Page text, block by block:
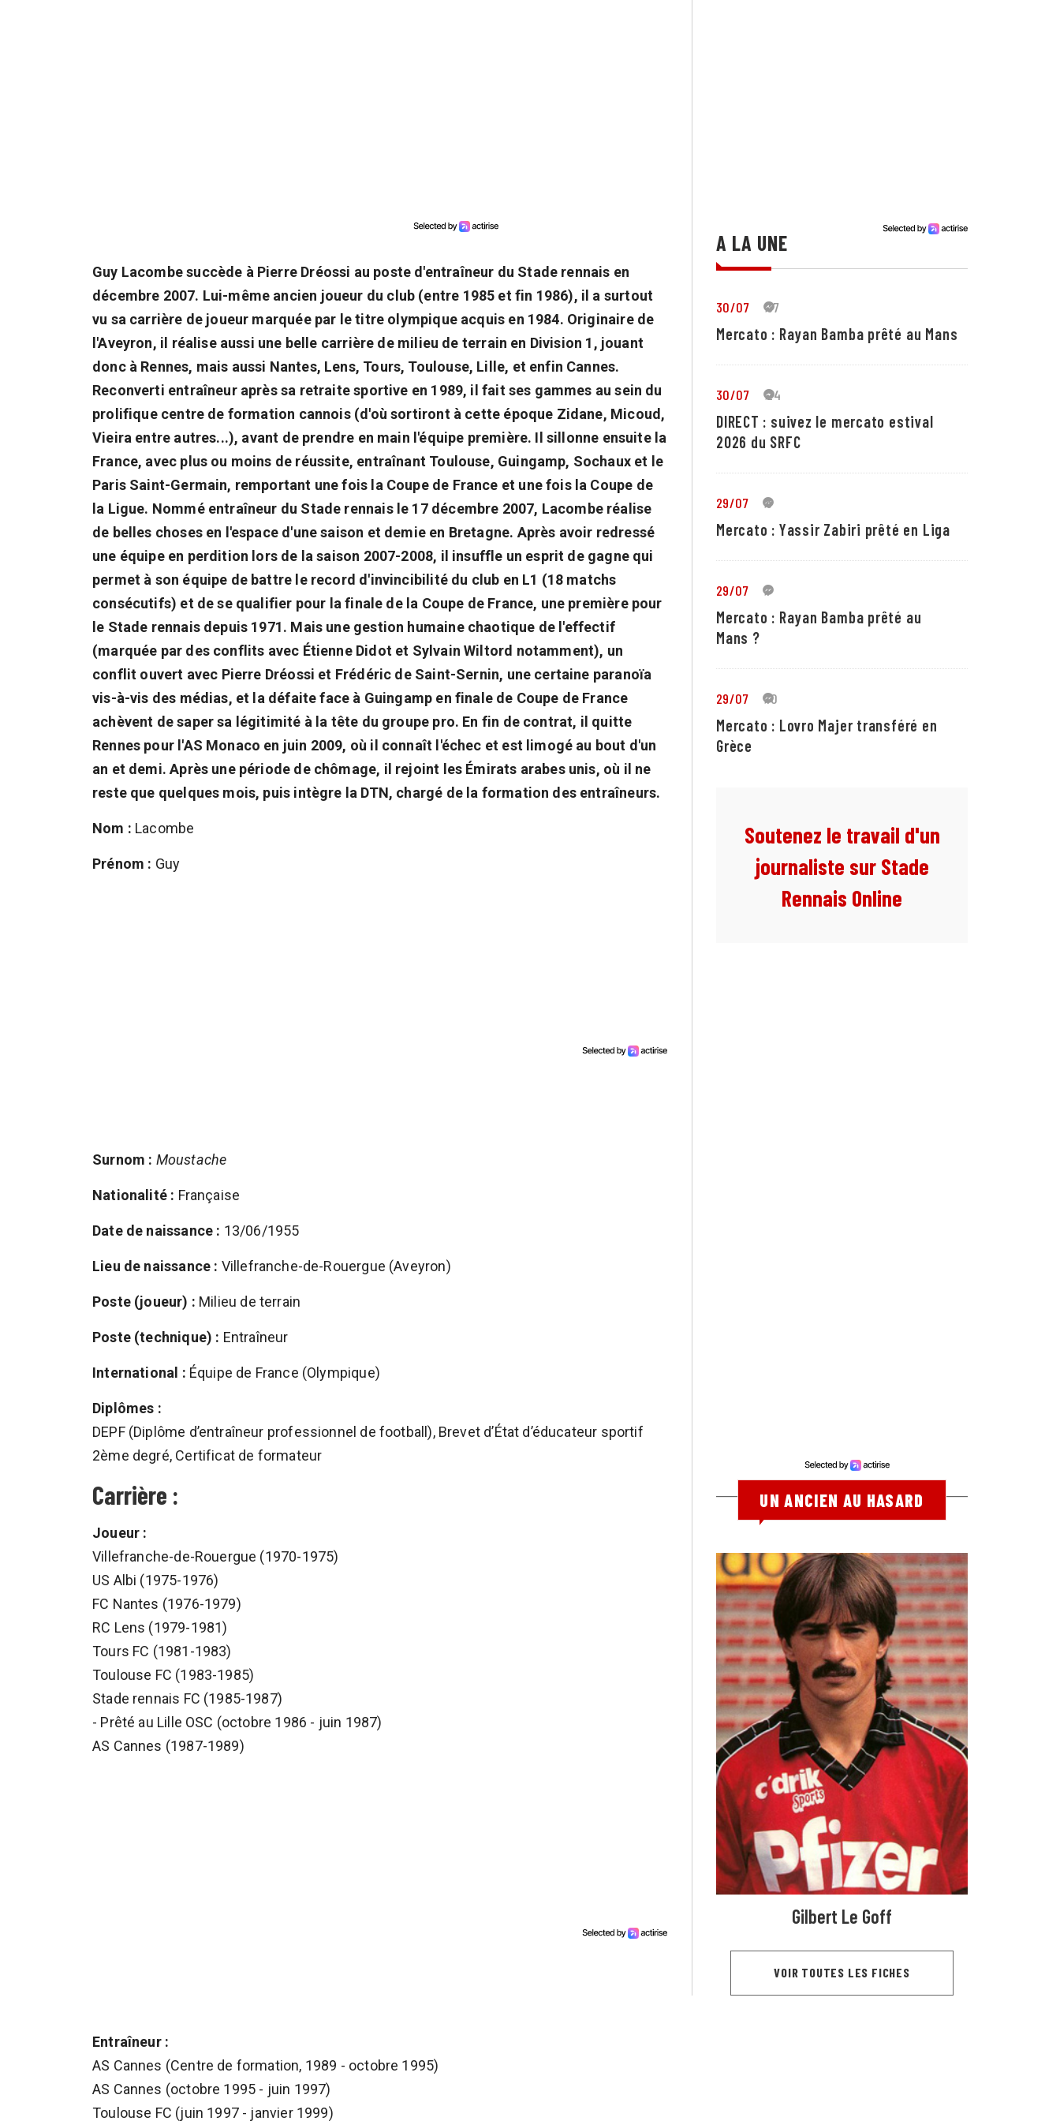
Guy Lacombe succède à Pierre Dréossi au poste d'entraîneur du Stade rennais en
décembre 2007. Lui-même ancien joueur du club (entre 1985 et fin 1986), il a surtout
vu sa carrière de joueur marquée par le titre olympique acquis en 1984. Originaire de
l'Aveyron, il réalise aussi une belle carrière de milieu de terrain en Division 1, jouant
donc à Rennes, mais aussi Nantes, Lens, Tours, Toulouse, Lille, et enfin Cannes.
Reconverti entraîneur après sa retraite sportive en 1989, il fait ses gammes au sein du
prolifique centre de formation cannois (d'où sortiront à cette époque Zidane, Micoud,
Vieira entre autres...), avant de prendre en main l'équipe première. Il sillonne ensuite la
France, avec plus ou moins de réussite, entraînant Toulouse, Guingamp, Sochaux et le
Paris Saint-Germain, remportant une fois la Coupe de France et une fois la Coupe de
la Ligue. Nommé entraîneur du Stade rennais le 17 décembre 2007, Lacombe réalise
de belles choses en l'espace d'une saison et demie en Bretagne. Après avoir redressé
une équipe en perdition lors de la saison 2007-2008, il insuffle un esprit de gagne qui
permet à son équipe de battre le record d'invincibilité du club en L1 (18 matchs
consécutifs) et de se qualifier pour la finale de la Coupe de France, une première pour
le Stade rennais depuis 1971. Mais une gestion humaine chaotique de l'effectif
(marquée par des conflits avec Étienne Didot et Sylvain Wiltord notamment), un
conflit ouvert avec Pierre Dréossi et Frédéric de Saint-Sernin, une certaine paranoïa
vis-à-vis des médias, et la défaite face à Guingamp en finale de Coupe de France
achèvent de saper sa légitimité à la tête du groupe pro. En fin de contrat, il quitte
Rennes pour l'AS Monaco en juin 2009, où il connaît l'échec et est limogé au bout d'un
an et demi. Après une période de chômage, il rejoint les Émirats arabes unis, où il ne
reste que quelques mois, puis intègre la DTN, chargé de la formation des entraîneurs.
Nom : Lacombe
Prénom : Guy
Surnom : Moustache
Nationalité : Française
Date de naissance : 13/06/1955
Lieu de naissance : Villefranche-de-Rouergue (Aveyron)
Poste (joueur) : Milieu de terrain
Poste (technique) : Entraîneur
International : Équipe de France (Olympique)
Diplômes :
DEPF (Diplôme d’entraîneur professionnel de football), Brevet d’État d’éducateur sportif
2ème degré, Certificat de formateur
Carrière :
Joueur :
Villefranche-de-Rouergue (1970-1975)
US Albi (1975-1976)
FC Nantes (1976-1979)
RC Lens (1979-1981)
Tours FC (1981-1983)
Toulouse FC (1983-1985)
Stade rennais FC (1985-1987)
- Prêté au Lille OSC (octobre 1986 - juin 1987)
AS Cannes (1987-1989)
Entraîneur :
AS Cannes (Centre de formation, 1989 - octobre 1995)
AS Cannes (octobre 1995 - juin 1997)
Toulouse FC (juin 1997 - janvier 1999)
A LA UNE
30/07 37
Mercato : Rayan Bamba prêté au Mans
30/07 24
DIRECT : suivez le mercato estival
2026 du SRFC
29/07 5
Mercato : Yassir Zabiri prêté en Liga
29/07 1
Mercato : Rayan Bamba prêté au
Mans ?
29/07 10
Mercato : Lovro Majer transféré en
Grèce
Soutenez le travail d'un
journaliste sur Stade
Rennais Online
UN ANCIEN AU HASARD
Gilbert Le Goff
VOIR TOUTES LES FICHES